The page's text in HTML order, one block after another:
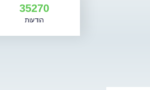
35270
הודעות